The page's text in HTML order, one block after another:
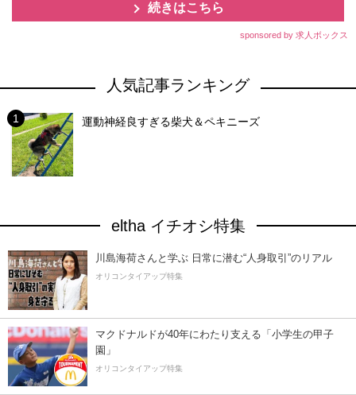
続きはこちら
sponsored by 求人ボックス
人気記事ランキング
運動神経良すぎる柴犬＆ペキニーズ
eltha イチオシ特集
川島海荷さんと学ぶ 日常に潜む“人身取引”のリアル
オリコンタイアップ特集
マクドナルドが40年にわたり支える「小学生の甲子
園」
オリコンタイアップ特集